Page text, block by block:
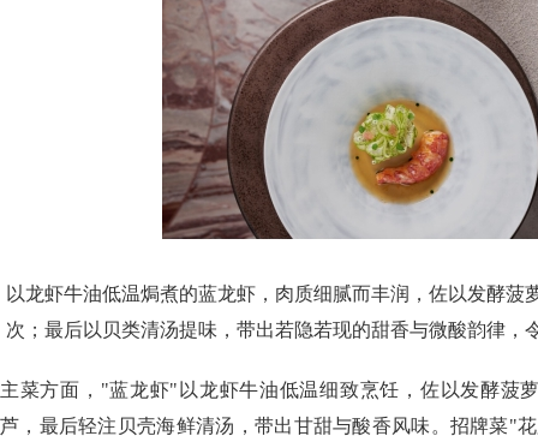
以龙虾牛油低温焗煮的蓝龙虾，肉质细腻而丰润，佐以发酵菠
次；最后以贝类清汤提味，带出若隐若现的甜香与微酸韵律，
主菜方面，"蓝龙虾"以龙虾牛油低温细致烹饪，佐以发酵菠
芦，最后轻注贝壳海鲜清汤，带出甘甜与酸香风味。招牌菜"